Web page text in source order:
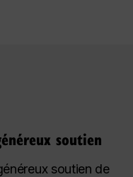
soutien
soutien de